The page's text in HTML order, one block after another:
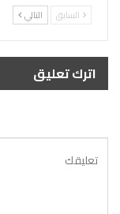
السابق التالي
اترك تعليق